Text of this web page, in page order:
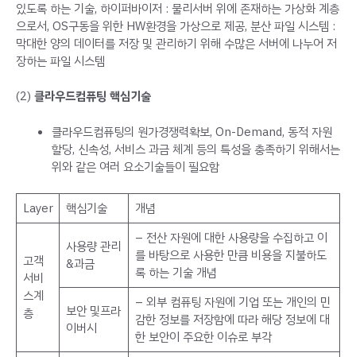
있도록 하는 기술, 하이퍼바이저 : 물리서버 위에 존재하는 가상화 계층
으로서, OS구동을 위한 HW환경을 가상으로 제공, 분산 파일 시스템 :
막대한 양의 데이터를 저장 및 관리하기 위해 수많은 서버에 나누어 저
장하는 파일 시스템
(2) 클라우드컴퓨팅 핵심기술
클라우드컴퓨팅의 원가경쟁력확보, On-Demand, 동적 자원
할당, 신속성, 서비스 과금 체계 등의 특성을 충족하기 위해서는
위와 같은 여러 요소기술들이 필요함
Layer 핵심기술 개념
고객
서비
스계
층
사용량 관리
&과금
– 전산 자원에 대한 사용량을 수집하고 이
를 바탕으로 사용한 만큼 비용을 지불하도
록 하는 기술 개념
보안 및프라
이버시
– 외부 컴퓨팅 자원에 기업 또는 개인의 민
감한 정보를 저장함에 따라 해당 정보에 대
한 보안이 주요한 이슈로 부각